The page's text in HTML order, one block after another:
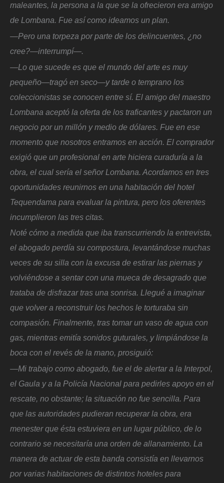
maleantes, la persona a la que se la ofrecieron era amigo
de Lombana. Fue así como ideamos un plan.
—Pero una torpeza por parte de los delincuentes, ¿no
cree?—interrumpí—.
—Lo que sucede es que el mundo del arte es muy
pequeño—tragó en seco—y tarde o temprano los
coleccionistas se conocen entre sí. El amigo del maestro
Lombana aceptó la oferta de los traficantes y pactaron un
negocio por un millón y medio de dólares. Fue en ese
momento que nosotros entramos en acción. El comprador
exigió que un profesional en arte hiciera curaduría a la
obra, el cual sería el señor Lombana. Acordamos en tres
oportunidades reunirnos en una habitación del hotel
Tequendama para evaluar la pintura, pero los oferentes
incumplieron las tres citas.
Noté cómo a medida que iba transcurriendo la entrevista,
el abogado perdía su compostura, levantándose muchas
veces de su silla con la excusa de estirar las piernas y
volviéndose a sentar con una mueca de desagrado que
trataba de disfrazar tras una sonrisa. Llegué a imaginar
que volver a reconstruir los hechos le torturaba sin
compasión. Finalmente, tras tomar un vaso de agua con
gas, mientras emitía sonidos guturales, y limpiándose la
boca con el revés de la mano, prosiguió:
—Mi trabajo como abogado, fue el de alertar a la Interpol,
el Gaula y a la Policía Nacional para pedirles apoyo en el
rescate, no obstante; la situación no fue sencilla. Para
que las autoridades pudieran recuperar la obra, era
menester que ésta estuviera en un lugar público, de lo
contrario se necesitaría una orden de allanamiento. La
manera de actuar de esta banda consistía en llevarnos
por varias habitaciones de distintos hoteles para